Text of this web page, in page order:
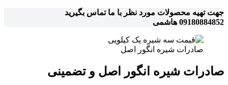
جهت تهیه محصولات مورد نظر با ما تماس بگیرید
09180884852 هاشمی
صادرات شیره انگور اصل
صادرات شیره انگور اصل و تضمینی